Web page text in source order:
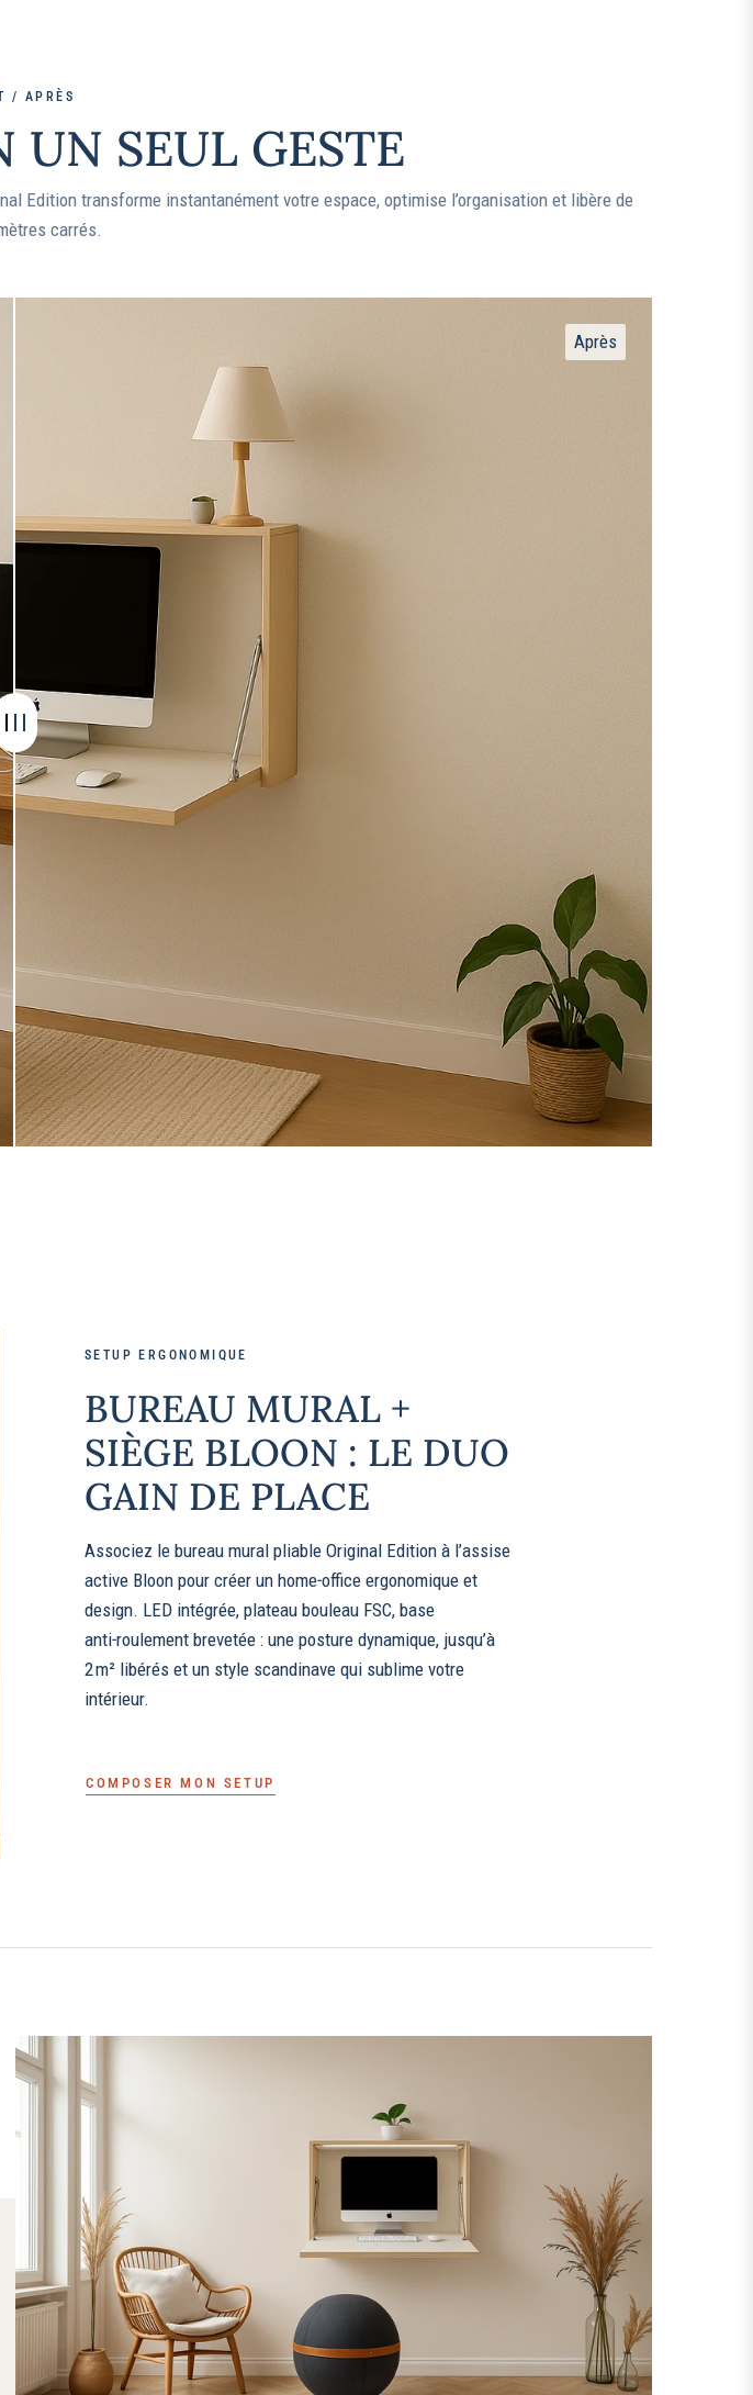
/ APRÈS
UN SEUL GESTE
Edition transforme instantanément votre espace, optimise l’organisation et libère de
carrés.
SETUP ERGONOMIQUE
BUREAU MURAL +
SIÈGE BLOON : LE DUO
GAIN DE PLACE
Associez le bureau mural pliable Original Edition à l’assise
active Bloon pour créer un home‑office ergonomique et
design. LED intégrée, plateau bouleau FSC, base
anti‑roulement brevetée : une posture dynamique, jusqu’à
2 m² libérés et un style scandinave qui sublime votre
intérieur.
COMPOSER MON SETUP